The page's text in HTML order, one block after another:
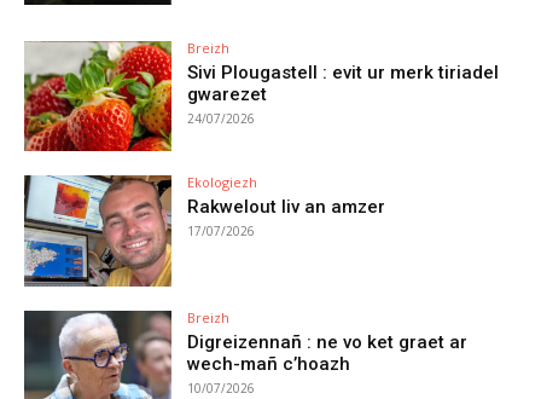
Breizh
Sivi Plougastell : evit ur merk tiriadel
gwarezet
24/07/2026
Ekologiezh
Rakwelout liv an amzer
17/07/2026
Breizh
Digreizennañ : ne vo ket graet ar
wech-mañ c’hoazh
10/07/2026